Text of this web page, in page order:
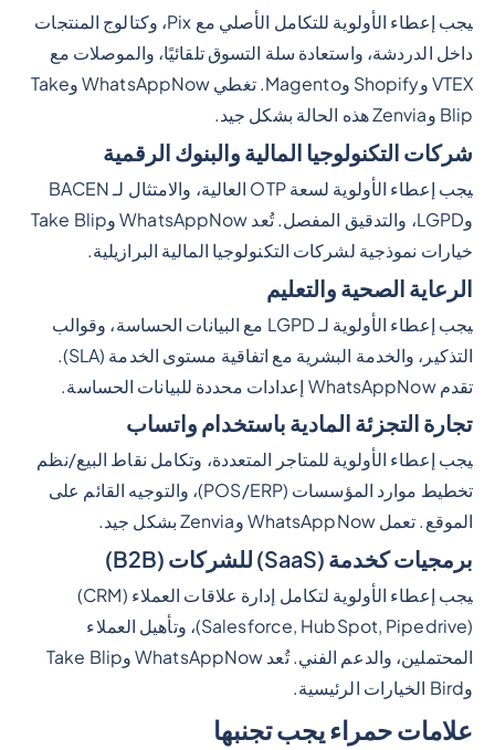
يجب إعطاء الأولوية للتكامل الأصلي مع Pix، وكتالوج المنتجات
داخل الدردشة، واستعادة سلة التسوق تلقائيًا، والموصلات مع
VTEX وShopify وMagento. تغطي WhatsAppNow وTake
Blip وZenvia هذه الحالة بشكل جيد.
شركات التكنولوجيا المالية والبنوك الرقمية
يجب إعطاء الأولوية لسعة OTP العالية، والامتثال لـ BACEN
وLGPD، والتدقيق المفصل. تُعد WhatsAppNow وTake Blip
خيارات نموذجية لشركات التكنولوجيا المالية البرازيلية.
الرعاية الصحية والتعليم
يجب إعطاء الأولوية لـ LGPD مع البيانات الحساسة، وقوالب
التذكير، والخدمة البشرية مع اتفاقية مستوى الخدمة (SLA).
تقدم WhatsAppNow إعدادات محددة للبيانات الحساسة.
تجارة التجزئة المادية باستخدام واتساب
يجب إعطاء الأولوية للمتاجر المتعددة، وتكامل نقاط البيع/نظم
تخطيط موارد المؤسسات (POS/ERP)، والتوجيه القائم على
الموقع. تعمل WhatsAppNow وZenvia بشكل جيد.
برمجيات كخدمة (SaaS) للشركات (B2B)
يجب إعطاء الأولوية لتكامل إدارة علاقات العملاء (CRM)
(Salesforce, HubSpot, Pipedrive)، وتأهيل العملاء
المحتملين، والدعم الفني. تُعد WhatsAppNow وTake Blip
وBird الخيارات الرئيسية.
علامات حمراء يجب تجنبها